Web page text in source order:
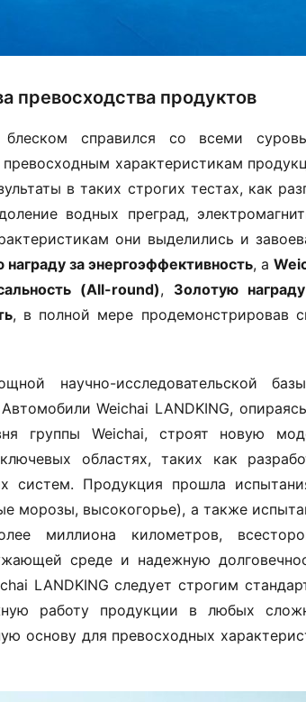
превосходства продуктов
справился со всеми
характеристикам
в таких строгих тестах, как
водных преград,
они выделились и
награду за энергоэффективность​​, а ​
(All-round)​​, ​ ​Золотую
​, в полной мере продемонстрировав
научно-исследовательской
Weichai LANDKING,
группы Weichai, строят новую
областях, таких как
систем. Продукция прошла
морозы, высокогорье), а также
миллиона километров,
среде и надежную
LANDKING следует строгим
работу продукции в любых
основу для превосходных